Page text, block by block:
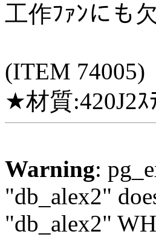
工作ﾌｧﾝにも
(ITEM 74005)
★材質:420J2
Warning:
"db_alex2"
"db_alex2"